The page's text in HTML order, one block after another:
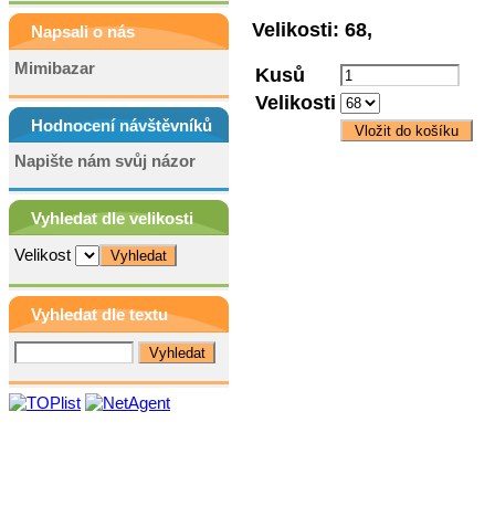
Napsali o nás
Mimibazar
Hodnocení návštěvníků
Napište nám svůj názor
Vyhledat dle velikosti
Velikost
Vyhledat dle textu
Velikosti: 68,
Kusů
Velikosti